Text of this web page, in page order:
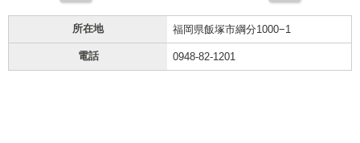
所在地 福岡県飯塚市綱分1000−1
電話 0948-82-1201